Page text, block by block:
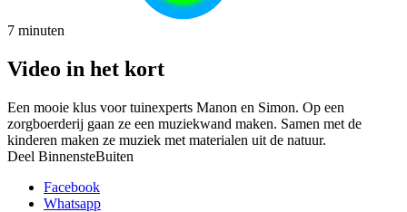
7 minuten
Video in het kort
Een mooie klus voor tuinexperts Manon en Simon. Op een
zorgboerderij gaan ze een muziekwand maken. Samen met de
kinderen maken ze muziek met materialen uit de natuur.
Deel BinnensteBuiten
Facebook
Whatsapp